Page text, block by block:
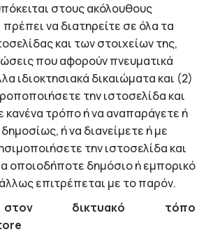
στους ακόλουθους
να διατηρείτε σε όλα τα
και των στοιχείων της,
που αφορούν πνευματικά
ιδιοκτησιακά δικαιώματα και (2)
την ιστοσελίδα και
κανένα τρόπο ή να αναπαράγετε ή
ή να διανείμετε ή με
την ιστοσελίδα και
οποιοδήποτε δημόσιο ή εμπορικό
επιτρέπεται με το παρόν.
στον δικτυακό τόπο